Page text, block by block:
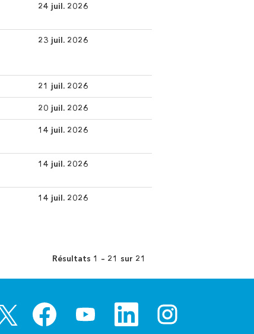
24 juil. 2026
23 juil. 2026
21 juil. 2026
20 juil. 2026
14 juil. 2026
14 juil. 2026
14 juil. 2026
Résultats 1 – 21 sur 21
o
S
u
o